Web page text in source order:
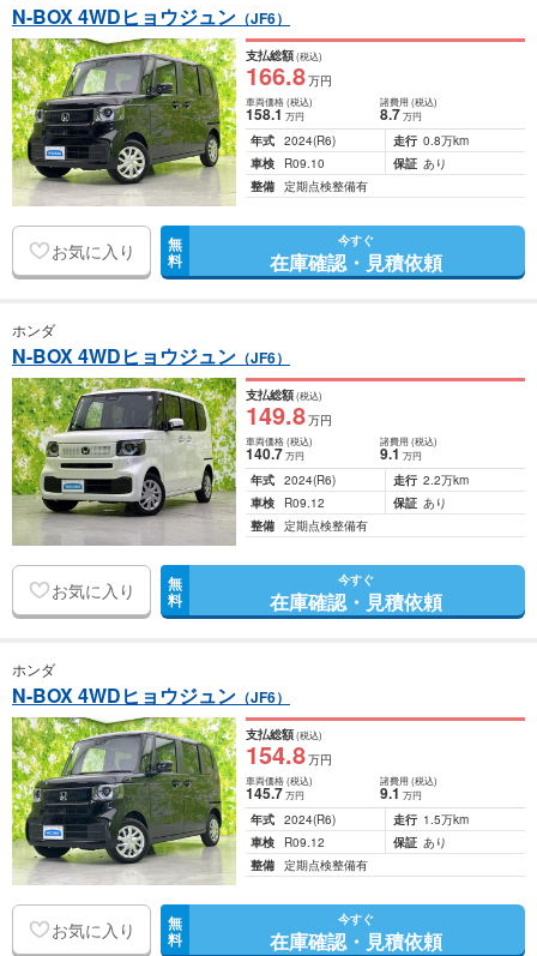
N-BOX 4WDヒョウジュン （JF6）
支払総額(税込)
166.8万円
車両価格(税込)
158.1万円
諸費用 (税込)
8.7 万円
年式 2024(R6) 走行 0.8万km
車検
R09.10 保証 あり
整備 定期点検整備有
お気に入り 無
料
今すぐ
在庫確認・見積依頼
ホンダ
N-BOX 4WDヒョウジュン （JF6）
支払総額(税込)
149.8万円
車両価格(税込)
140.7万円
諸費用 (税込)
9.1 万円
年式 2024(R6) 走行 2.2万km
車検
R09.12 保証 あり
整備 定期点検整備有
お気に入り 無
料
今すぐ
在庫確認・見積依頼
ホンダ
N-BOX 4WDヒョウジュン （JF6）
支払総額(税込)
154.8万円
車両価格(税込)
145.7万円
諸費用 (税込)
9.1 万円
年式 2024(R6) 走行 1.5万km
車検
R09.12 保証 あり
整備 定期点検整備有
お気に入り 無
料
今すぐ
在庫確認・見積依頼